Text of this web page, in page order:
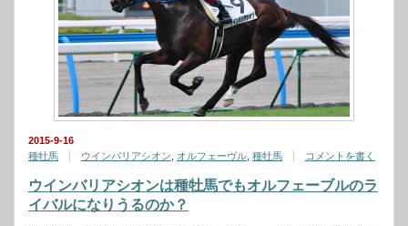
2015-9-16
種牡馬
ウインバリアシオン オルフェーヴル 種牡馬 コメントを書く
ウインバリアシオンは種牡馬でもオルフェーブルのラ
イバルになりうるのか？